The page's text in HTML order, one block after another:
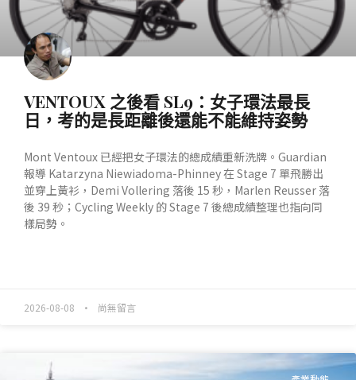
VENTOUX 之後看 SL9：女子環法最長
日，考的是長距離後還能不能維持姿勢
Mont Ventoux 已經把女子環法的總成績重新洗牌。Guardian
報導 Katarzyna Niewiadoma-Phinney 在 Stage 7 單飛勝出
並穿上黃衫，Demi Vollering 落後 15 秒，Marlen Reusser 落
後 39 秒；Cycling Weekly 的 Stage 7 後總成績整理也指向同
樣局勢。
2026-08-08 尚無留言